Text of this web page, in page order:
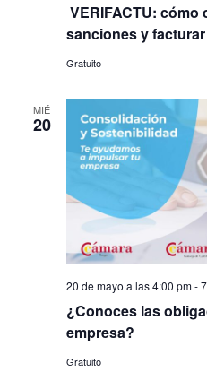
VERIFACTU:
sanciones y facturar
Gratuito
MIÉ
20
¿Conoces las
empresa?
20 de mayo a las 4:00 pm-
Gratuito